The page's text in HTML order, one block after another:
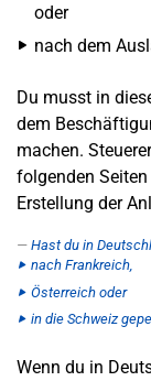
oder
nach dem
Du musst in
dem
machen.
folgenden
Erstellung der
Hast du in
nach Frankreich,
Österreich oder
in die Schweiz
Wenn du in